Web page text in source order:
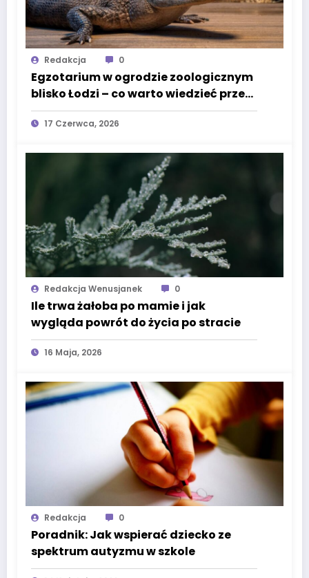
Redakcja 0
Egzotarium w ogrodzie zoologicznym
blisko Łodzi – co warto wiedzieć przed
wizytą
17 Czerwca, 2026
Redakcja Wenusjanek 0
Ile trwa żałoba po mamie i jak
wygląda powrót do życia po stracie
16 Maja, 2026
Redakcja 0
Poradnik: Jak wspierać dziecko ze
spektrum autyzmu w szkole